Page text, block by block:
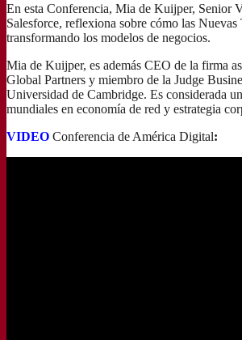
En esta Conferencia, Mia de Kuijper, Senior
Salesforce, reflexiona sobre cómo las Nuevas
transformando los modelos de negocios.
Mia de Kuijper, es además CEO de la firma
Global Partners y miembro de la Judge
Universidad de Cambridge. Es considerada
mundiales en economía de red y estrategia
VIDEO Conferencia de América Digital: